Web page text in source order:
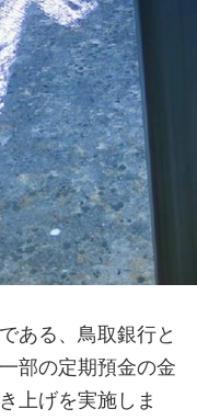
ある、鳥取銀行と
部の定期預金の金
上げを実施しま